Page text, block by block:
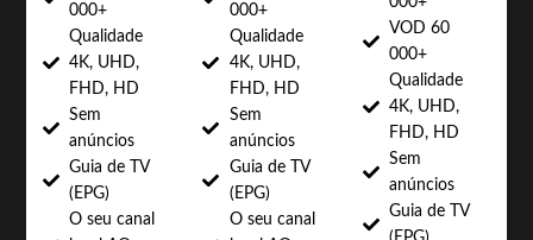
000+
Qualidade
4K, UHD,
FHD, HD
Sem
anúncios
Guia de TV
(EPG)
O seu canal
000+
Qualidade
4K, UHD,
FHD, HD
Sem
anúncios
Guia de TV
(EPG)
O seu canal
VOD 60
000+
Qualidade
4K, UHD,
FHD, HD
Sem
anúncios
Guia de TV